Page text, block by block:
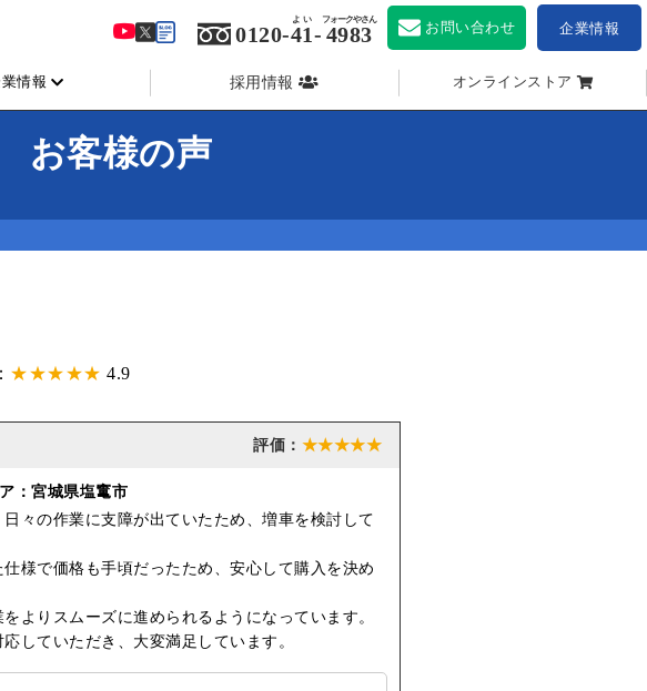
情報 採用情報 オンラインストア
0120-41
よい
- 4983
フォークやさん お問い合わせ 企業情報
お客様の声
★★★★★ 4.9
★★★★★
：宮城県塩竃市
々の作業に支障が出ていたため、増車を検討して
様で価格も手頃だったため、安心して購入を決め
よりスムーズに進められるようになっています。
していただき、大変満足しています。